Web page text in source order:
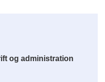
og administration